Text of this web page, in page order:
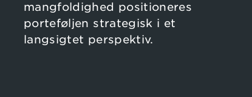
mangfoldighed positioneres
porteføljen strategisk i et
langsigtet perspektiv.